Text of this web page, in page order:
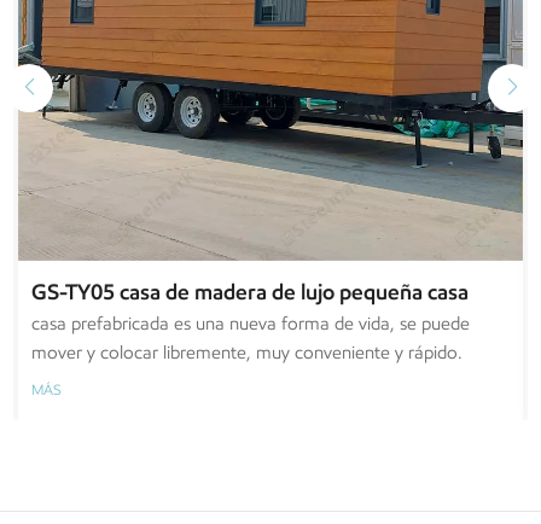
GS-TY05 casa de madera de lujo pequeña casa
prefabricada sobre ruedas
casa prefabricada es una nueva forma de vida, se puede
mover y colocar libremente, muy conveniente y rápido.
MÁS